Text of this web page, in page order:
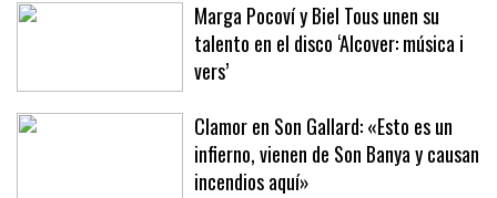
Marga Pocoví y Biel Tous unen su
talento en el disco ‘Alcover: música i
vers’
Clamor en Son Gallard: «Esto es un
infierno, vienen de Son Banya y causan
incendios aquí»